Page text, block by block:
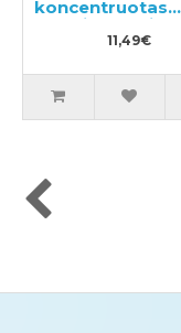
koncentruotas
skalbimo gelis
11,49€